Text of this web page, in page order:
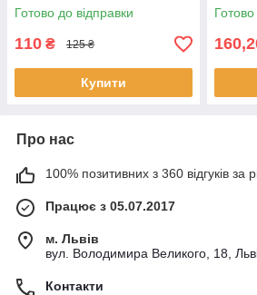
Готово до відправки
110 ₴ 125 ₴
Купити
Про нас
100% позитивних з 360 відгуків за
Працює з 05.07.2017
м. Львів
вул. Володимира Великого, 18,
Контакти